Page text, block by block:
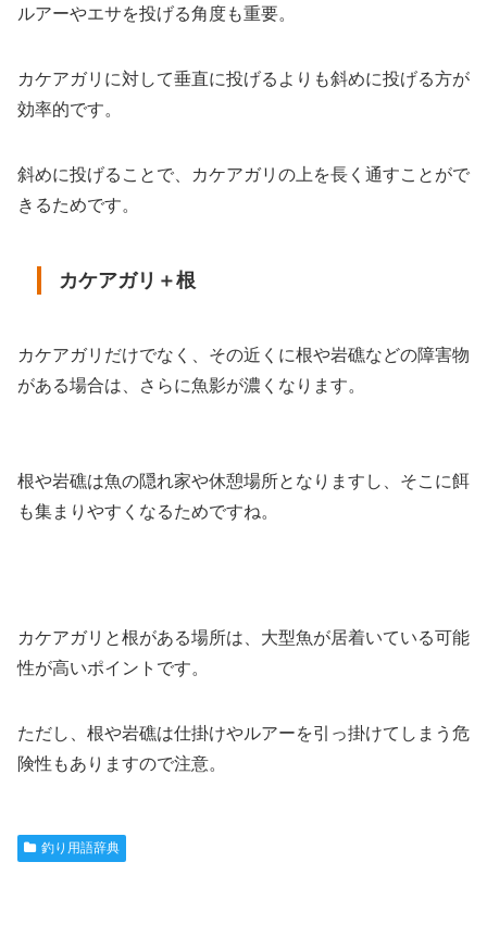
ルアーやエサを投げる角度も重要。
カケアガリに対して垂直に投げるよりも斜めに投げる方が
効率的です。
斜めに投げることで、カケアガリの上を長く通すことがで
きるためです。
カケアガリ＋根
カケアガリだけでなく、その近くに根や岩礁などの障害物
がある場合は、さらに魚影が濃くなります。
根や岩礁は魚の隠れ家や休憩場所となりますし、そこに餌
も集まりやすくなるためですね。
カケアガリと根がある場所は、大型魚が居着いている可能
性が高いポイントです。
ただし、根や岩礁は仕掛けやルアーを引っ掛けてしまう危
険性もありますので注意。
釣り用語辞典